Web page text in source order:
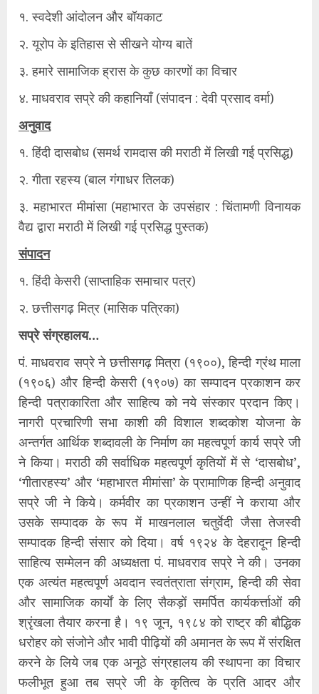
१. स्वदेशी आंदोलन और बॉयकाट
२. यूरोप के इतिहास से सीखने योग्य बातें
३. हमारे सामाजिक ह्रास के कुछ कारणों का विचार
४. माधवराव सप्रे की कहानियाँ (संपादन : देवी प्रसाद वर्मा)
अनुवाद
१. हिंदी दासबोध (समर्थ रामदास की मराठी में लिखी गई प्रसिद्ध)
२. गीता रहस्य (बाल गंगाधर तिलक)
३. महाभारत मीमांसा (महाभारत के उपसंहार : चिंतामणी विनायक
वैद्य द्वारा मराठी में लिखी गई प्रसिद्ध पुस्तक)
संपादन
१. हिंदी केसरी (साप्ताहिक समाचार पत्र)
२. छत्तीसगढ़ मित्र (मासिक पत्रिका)
सप्रे संग्रहालय…
पं. माधवराव सप्रे ने छत्तीसगढ़ मित्रा (१९००), हिन्दी ग्रंथ माला
(१९०६) और हिन्दी केसरी (१९०७) का सम्पादन प्रकाशन कर
हिन्दी पत्राकारिता और साहित्य को नये संस्कार प्रदान किए।
नागरी प्रचारिणी सभा काशी की विशाल शब्दकोश योजना के
अन्तर्गत आर्थिक शब्दावली के निर्माण का महत्वपूर्ण कार्य सप्रे जी
ने किया। मराठी की सर्वाधिक महत्वपूर्ण कृतियों में से ‘दासबोध’,
‘गीतारहस्य’ और ‘महाभारत मीमांसा’ के प्रामाणिक हिन्दी अनुवाद
सप्रे जी ने किये। कर्मवीर का प्रकाशन उन्हीं ने कराया और
उसके सम्पादक के रूप में माखनलाल चतुर्वेदी जैसा तेजस्वी
सम्पादक हिन्दी संसार को दिया। वर्ष १९२४ के देहरादून हिन्दी
साहित्य सम्मेलन की अध्यक्षता पं. माधवराव सप्रे ने की। उनका
एक अत्यंत महत्वपूर्ण अवदान स्वतंत्राता संग्राम, हिन्दी की सेवा
और सामाजिक कार्यों के लिए सैकड़ों समर्पित कार्यकर्त्ताओं की
श्रृंखला तैयार करना है। १९ जून, १९८४ को राष्ट्र की बौद्धिक
धरोहर को संजोने और भावी पीढ़ियों की अमानत के रूप में संरक्षित
करने के लिये जब एक अनूठे संग्रहालय की स्थापना का विचार
फलीभूत हुआ तब सप्रे जी के कृतित्व के प्रति आदर और